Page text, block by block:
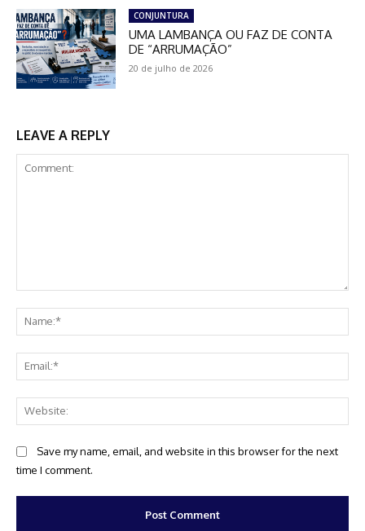
CONJUNTURA
UMA LAMBANÇA OU FAZ DE CONTA
DE “ARRUMAÇÃO”
20 de julho de 2026
LEAVE A REPLY
Save my name, email, and website in this browser for the next
time I comment.